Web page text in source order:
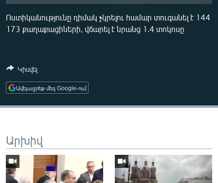
ՏՏ ԵՒ ԻՆՏԵՐՆԵՏ
ԿՈՐՈՆԱՎԻՐՈՒՍ
ՏԵՍԱՆՅՈՒԹԵՐ
ԲԱՆԱՎԵՃ
Հայերեն
English
Русский
360p
Ոստիկանությունը դիմակ չկրելու համար տուգանել է 144
173 քաղաքացիների, վճարել է նրանց 1.4 տոկոսը
Կիսվել
Ավելացրեք մեզ Google-ում
Արխիվ